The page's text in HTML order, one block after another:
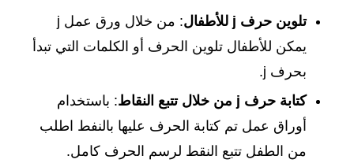
تلوين حرف j للأطفال
: من خلال ورق عمل j
يمكن للأطفال تلوين الحرف أو الكلمات التي تبدأ
بحرف j.
كتابة حرف j من خلال تتبع النقاط
: باستخدام
أوراق عمل تم كتابة الحرف عليها بالنفط اطلب
من الطفل تتبع النقط لرسم الحرف كامل.